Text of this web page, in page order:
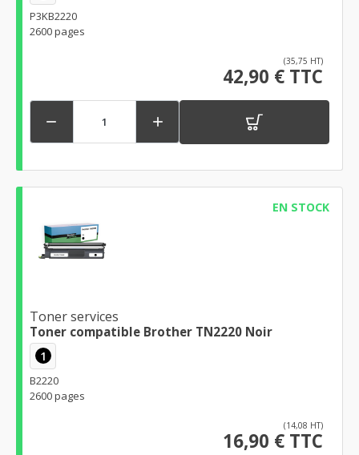
P3KB2220
2600 pages
(35,75 HT)
42,90 € TTC
 
EN STOCK
Toner services
Toner compatible Brother TN2220 Noir
1
B2220
2600 pages
(14,08 HT)
16,90 € TTC